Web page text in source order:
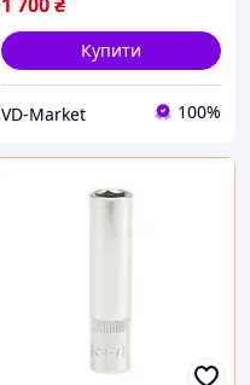
Купити
VD-Market 100%